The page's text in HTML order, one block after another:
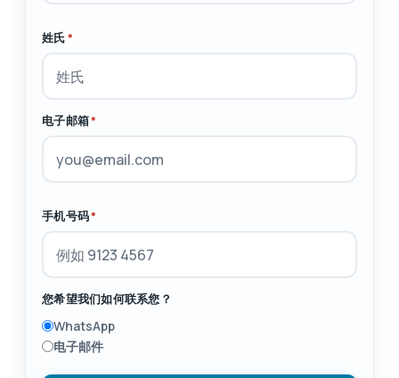
姓氏*
电子邮箱*
手机号码*
您希望我们如何联系您？
WhatsApp
电子邮件